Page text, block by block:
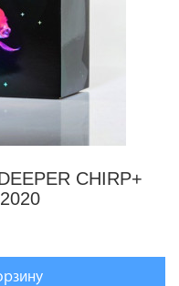
CHIRP+